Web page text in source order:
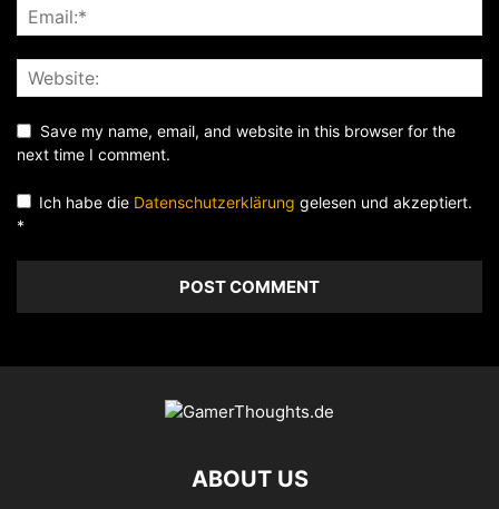
Save my name, email, and website in this browser for the
next time I comment.
Ich habe die Datenschutzerklärung gelesen und akzeptiert.
*
ABOUT US